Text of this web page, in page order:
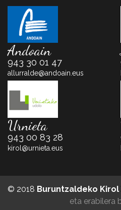
Andoain
943 30 01 47
allurralde@andoain.eus
Urnieta
943 00 83 28
kirol@urnieta.eus
© 2018 Buruntzaldeko
eta erabilera